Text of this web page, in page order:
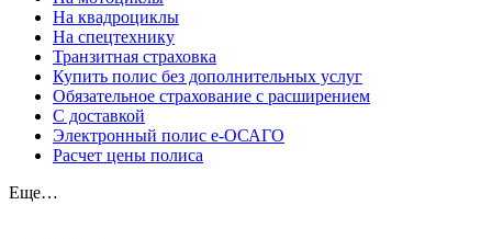
На квадроциклы
На спецтехнику
Транзитная страховка
Купить полис без дополнительных услуг
Обязательное страхование с расширением
С доставкой
Электронный полис е-ОСАГО
Расчет цены полиса
Еще…